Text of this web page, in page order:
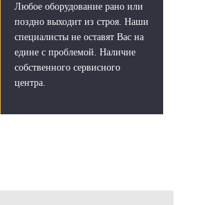
Любое оборудование рано или
поздно выходит из строя. Наши
специалисты не оставят Вас на
едине с проблемой. Наличие
собственного сервисного
центра.